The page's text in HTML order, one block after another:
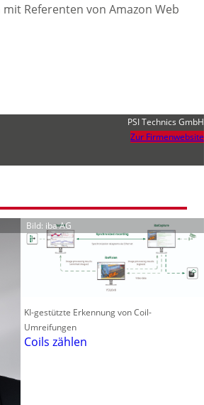
Referenten von Amazon Web
PSI Technics GmbH
Zur Firmenwebsite
Bild: iba AG
KI-gestützte Erkennung von Coil-
Umreifungen
Coils zählen